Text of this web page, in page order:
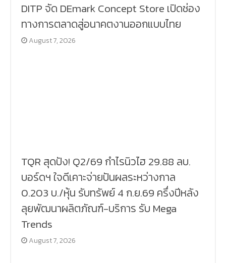
DITP จัด DEmark Concept Store เปิดช่อง
ทางการตลาดสู่อนาคตงานออกแบบไทย
August 7, 2026
TQR สุดปัง! Q2/69 กำไรนิวไฮ 29.88 ลบ.
บอร์ดฯ ใจดีเคาะจ่ายปันผลระหว่างกาล
0.203 บ./หุ้น รับทรัพย์ 4 ก.ย.69 ครึ่งปีหลัง
ลุยพัฒนาผลิตภัณฑ์-บริการ รับ Mega
Trends
August 7, 2026